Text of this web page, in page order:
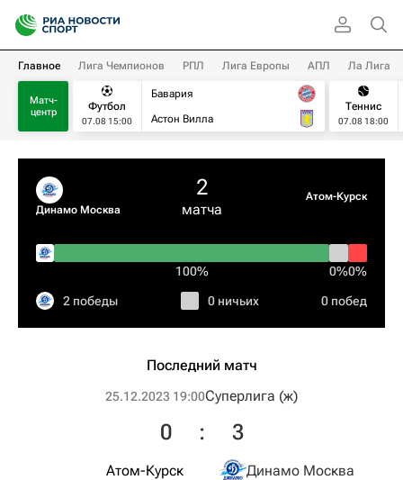
Главное Лига Чемпионов РПЛ Лига Европы АПЛ Ла Лига
Матч-
центр
Футбол
07.08 15:00
Бавария
Астон Вилла
Теннис
07.08 18:00
Динамо Москва
2
матча
Атом-Курск
100% 0%0%
2 победы 0 ничьих 0 побед
Последний матч
25.12.2023 19:00Суперлига (ж)
Атом-Курск
0 : 3
Динамо Москва